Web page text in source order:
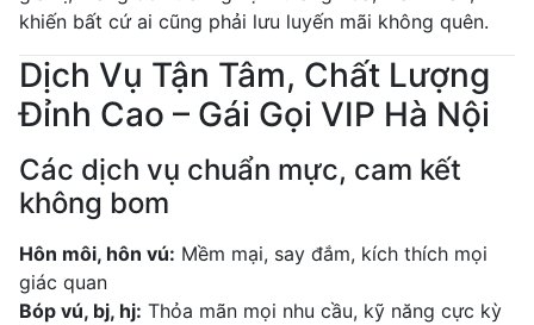
khiến bất cứ ai cũng phải lưu luyến mãi không quên.
Dịch Vụ Tận Tâm, Chất Lượng
Đỉnh Cao – Gái Gọi VIP Hà Nội
Các dịch vụ chuẩn mực, cam kết
không bom
Hôn môi, hôn vú: Mềm mại, say đắm, kích thích mọi
giác quan
Bóp vú, bj, hj: Thỏa mãn mọi nhu cầu, kỹ năng cực kỳ